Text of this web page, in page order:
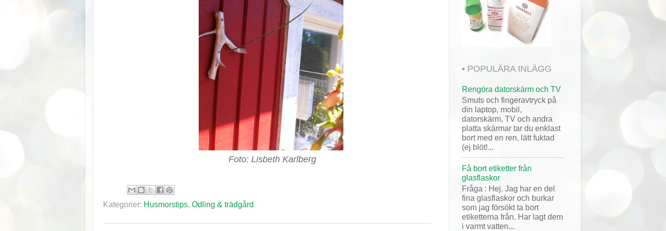
Foto: Lisbeth Karlberg
Kategorier: Husmorstips, Odling & trädgård
• POPULÄRA INLÄGG
Rengöra datorskärm och TV
Smuts och fingeravtryck på
din laptop, mobil,
datorskärm, TV och andra
platta skärmar tar du enklast
bort med en ren, lätt fuktad
(ej blöt!...
Få bort etiketter från
glasflaskor
Fråga : Hej. Jag har en del
fina glasflaskor och burkar
som jag försökt ta bort
etiketterna från. Har lagt dem
i varmt vatten...